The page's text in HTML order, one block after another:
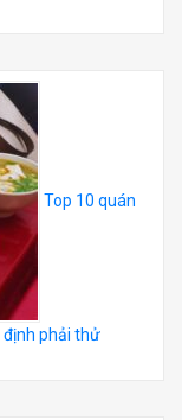
Top 10 quán
định phải thử